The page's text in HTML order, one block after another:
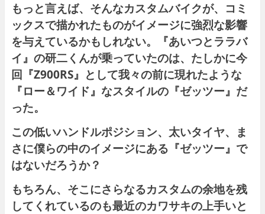
もっと言えば、そんなカスタムバイクが、コミ
ックスで描かれたものがイメージに強烈な影響
を与えているかもしれない。『あいつとララバ
イ』の研二くんが乗っていたのは、たしかに今
回『Z900RS』として我々の前に現れたような
『ロー＆ワイド』なスタイルの『ゼッツー』だ
った。
この低いハンドルポジション、太いタイヤ、ま
さに僕らの中のイメージにある『ゼッツー』で
はないだろうか？
もちろん、そこにさらなるカスタムの余地を残
してくれているのも最近のカワサキの上手いと